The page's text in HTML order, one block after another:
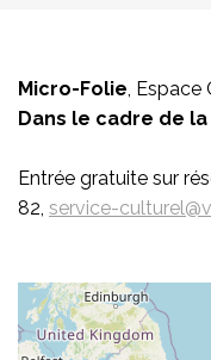
Micro-Folie, Espace
Dans le cadre de
Entrée gratuite sur
82, service-